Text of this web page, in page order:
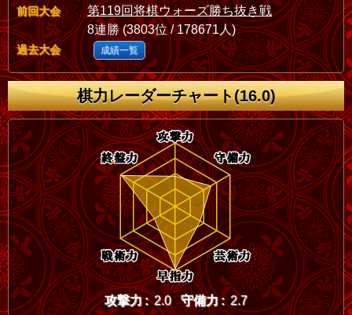
前回大会
第119回将棋ウォーズ勝ち抜き戦
8連勝 (3803位 / 178671人)
過去大会 成績一覧
棋力レーダーチャート(16.0)
攻撃力 : 2.0 守備力 : 2.7